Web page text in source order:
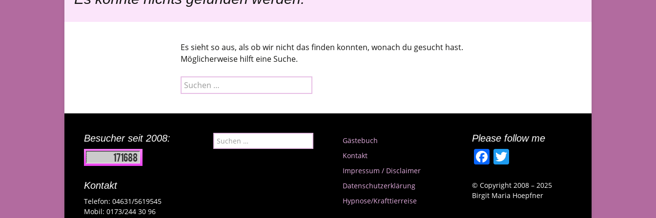
Buchbestellung
Interessante Links
Schweine
(Erb-)Sünde gibt es
wirklich
Tiere adoptieren statt
kaufen!
Es sieht so aus, als ob wir nicht das finden konnten, wonach du gesucht hast.
Möglicherweise hilft eine Suche.
Suchen
nach:
Besucher seit 2008:
Suchen
nach:
Gästebuch
Kontakt
Impressum / Disclaimer
Datenschutzerklärung
Hypnose/Krafttierreise
Please follow me
F
c
e
itt
er
Kontakt
Telefon: 04631/5619545
Mobil: 0173/244 30 96
© Copyright 2008 – 2025
Birgit Maria Hoepfner